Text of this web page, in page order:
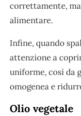
correttamente,
alimentare.
Infine, quando
attenzione a
uniforme, così da
omogenea e
Olio vegetale